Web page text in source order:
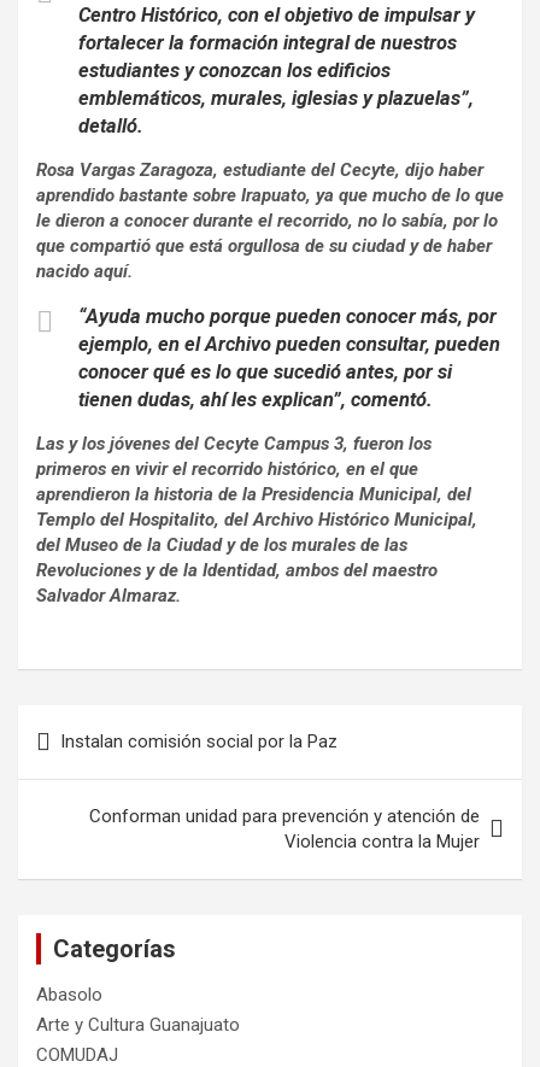
Centro Histórico, con el objetivo de impulsar y
fortalecer la formación integral de nuestros
estudiantes y conozcan los edificios
emblemáticos, murales, iglesias y plazuelas”,
detalló.
Rosa Vargas Zaragoza, estudiante del Cecyte, dijo haber
aprendido bastante sobre Irapuato, ya que mucho de lo que
le dieron a conocer durante el recorrido, no lo sabía, por lo
que compartió que está orgullosa de su ciudad y de haber
nacido aquí.
“Ayuda mucho porque pueden conocer más, por
ejemplo, en el Archivo pueden consultar, pueden
conocer qué es lo que sucedió antes, por si
tienen dudas, ahí les explican”, comentó.
Las y los jóvenes del Cecyte Campus 3, fueron los
primeros en vivir el recorrido histórico, en el que
aprendieron la historia de la Presidencia Municipal, del
Templo del Hospitalito, del Archivo Histórico Municipal,
del Museo de la Ciudad y de los murales de las
Revoluciones y de la Identidad, ambos del maestro
Salvador Almaraz.
de
entradas
Instalan comisión social por la Paz
Conforman unidad para prevención y atención de
Violencia contra la Mujer
Categorías
Abasolo
Arte y Cultura Guanajuato
COMUDAJ